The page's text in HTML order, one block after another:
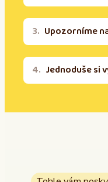
Upozorníme
Jednoduše si